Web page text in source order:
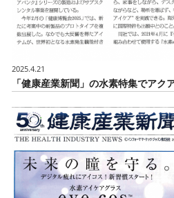
2025.4.21
「健康産業新聞」の水素特集でアク